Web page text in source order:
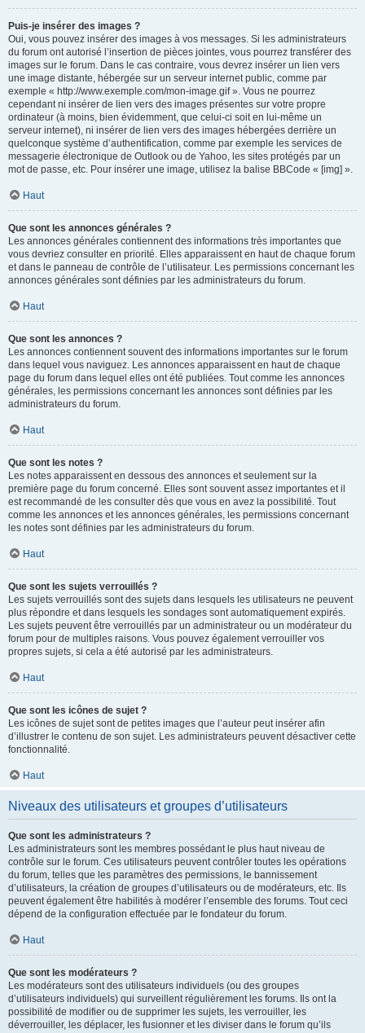
Puis-je insérer des images ?
Oui, vous pouvez insérer des images à vos messages. Si les administrateurs
du forum ont autorisé l’insertion de pièces jointes, vous pourrez transférer des
images sur le forum. Dans le cas contraire, vous devrez insérer un lien vers
une image distante, hébergée sur un serveur internet public, comme par
exemple « http://www.exemple.com/mon-image.gif ». Vous ne pourrez
cependant ni insérer de lien vers des images présentes sur votre propre
ordinateur (à moins, bien évidemment, que celui-ci soit en lui-même un
serveur internet), ni insérer de lien vers des images hébergées derrière un
quelconque système d’authentification, comme par exemple les services de
messagerie électronique de Outlook ou de Yahoo, les sites protégés par un
mot de passe, etc. Pour insérer une image, utilisez la balise BBCode « [img] ».
Haut
Que sont les annonces générales ?
Les annonces générales contiennent des informations très importantes que
vous devriez consulter en priorité. Elles apparaissent en haut de chaque forum
et dans le panneau de contrôle de l’utilisateur. Les permissions concernant les
annonces générales sont définies par les administrateurs du forum.
Haut
Que sont les annonces ?
Les annonces contiennent souvent des informations importantes sur le forum
dans lequel vous naviguez. Les annonces apparaissent en haut de chaque
page du forum dans lequel elles ont été publiées. Tout comme les annonces
générales, les permissions concernant les annonces sont définies par les
administrateurs du forum.
Haut
Que sont les notes ?
Les notes apparaissent en dessous des annonces et seulement sur la
première page du forum concerné. Elles sont souvent assez importantes et il
est recommandé de les consulter dès que vous en avez la possibilité. Tout
comme les annonces et les annonces générales, les permissions concernant
les notes sont définies par les administrateurs du forum.
Haut
Que sont les sujets verrouillés ?
Les sujets verrouillés sont des sujets dans lesquels les utilisateurs ne peuvent
plus répondre et dans lesquels les sondages sont automatiquement expirés.
Les sujets peuvent être verrouillés par un administrateur ou un modérateur du
forum pour de multiples raisons. Vous pouvez également verrouiller vos
propres sujets, si cela a été autorisé par les administrateurs.
Haut
Que sont les icônes de sujet ?
Les icônes de sujet sont de petites images que l’auteur peut insérer afin
d’illustrer le contenu de son sujet. Les administrateurs peuvent désactiver cette
fonctionnalité.
Haut
Niveaux des utilisateurs et groupes d’utilisateurs
Que sont les administrateurs ?
Les administrateurs sont les membres possédant le plus haut niveau de
contrôle sur le forum. Ces utilisateurs peuvent contrôler toutes les opérations
du forum, telles que les paramètres des permissions, le bannissement
d’utilisateurs, la création de groupes d’utilisateurs ou de modérateurs, etc. Ils
peuvent également être habilités à modérer l’ensemble des forums. Tout ceci
dépend de la configuration effectuée par le fondateur du forum.
Haut
Que sont les modérateurs ?
Les modérateurs sont des utilisateurs individuels (ou des groupes
d’utilisateurs individuels) qui surveillent régulièrement les forums. Ils ont la
possibilité de modifier ou de supprimer les sujets, les verrouiller, les
déverrouiller, les déplacer, les fusionner et les diviser dans le forum qu’ils